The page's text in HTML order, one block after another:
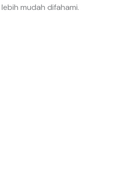
mudah difahami.